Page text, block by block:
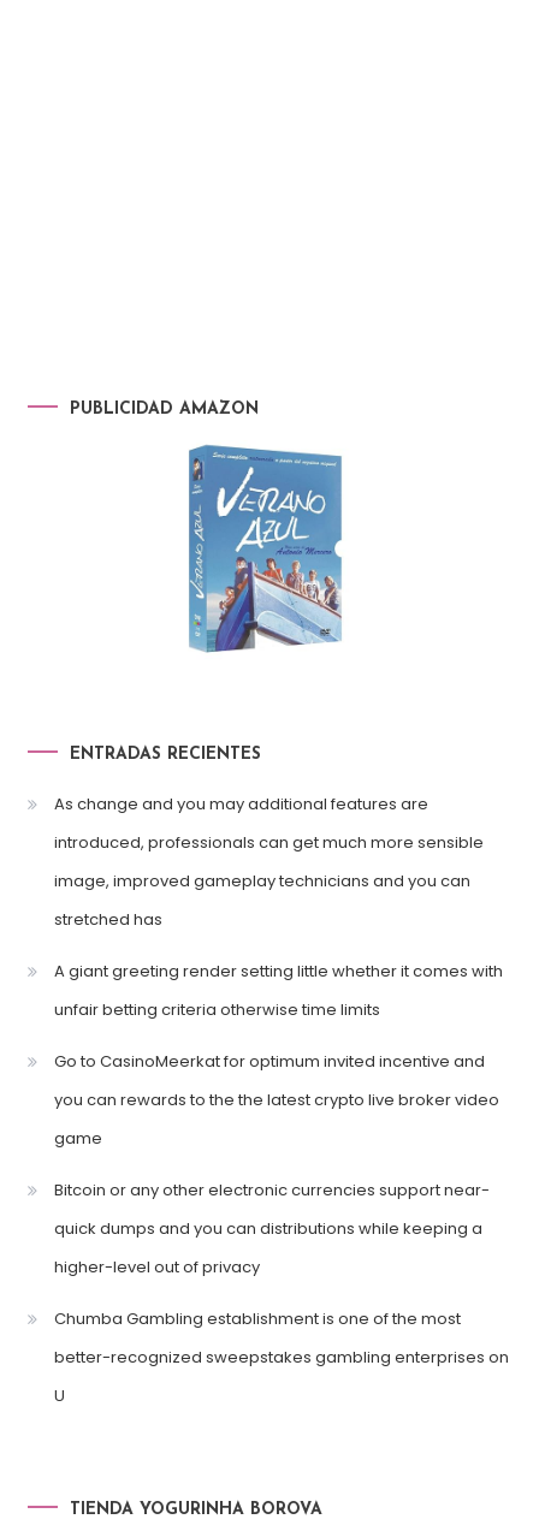
PUBLICIDAD AMAZON
ENTRADAS RECIENTES
As change and you may additional features are
introduced, professionals can get much more sensible
image, improved gameplay technicians and you can
stretched has
A giant greeting render setting little whether it comes with
unfair betting criteria otherwise time limits
Go to CasinoMeerkat for optimum invited incentive and
you can rewards to the the latest crypto live broker video
game
Bitcoin or any other electronic currencies support near-
quick dumps and you can distributions while keeping a
higher-level out of privacy
Chumba Gambling establishment is one of the most
better-recognized sweepstakes gambling enterprises on
U
TIENDA YOGURINHA BOROVA